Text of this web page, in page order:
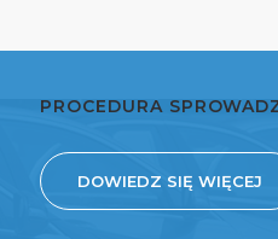
PROCEDURA
DOWIEDZ SIĘ WIĘCEJ